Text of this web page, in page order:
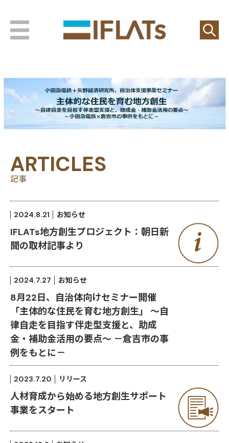
ARTICLES
記事
IFLATs地方創生プロジェクト：朝日新
聞の取材記事より
お知らせ
2024.8.21
8月22日、自治体向けセミナー開催
「主体的な住民を育む地方創生」 ～自
律自走を目指す伴走型支援と、助成
金・補助金活用の要点～ －倉吉市の事
例をもとに－
お知らせ
2024.7.27
人材育成から始める地方創生サポート
事業をスタート
リリース
2023.7.20